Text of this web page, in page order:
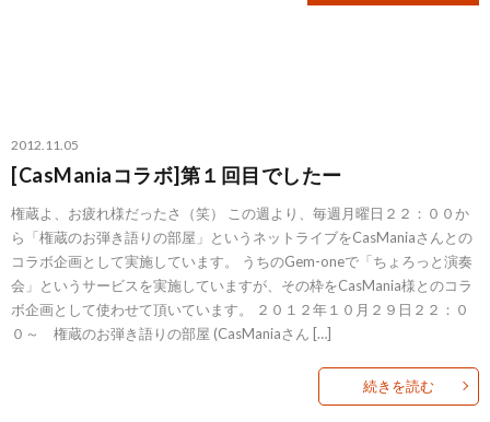
2012.11.05
[CasManiaコラボ]第１回目でしたー
権蔵よ、お疲れ様だったさ（笑） この週より、毎週月曜日２２：００か
ら「権蔵のお弾き語りの部屋」というネットライブをCasManiaさんとの
コラボ企画として実施しています。 うちのGem-oneで「ちょろっと演奏
会」というサービスを実施していますが、その枠をCasMania様とのコラ
ボ企画として使わせて頂いています。 ２０１２年１０月２９日２２：０
０～ 権蔵のお弾き語りの部屋 (CasManiaさん […]
続きを読む